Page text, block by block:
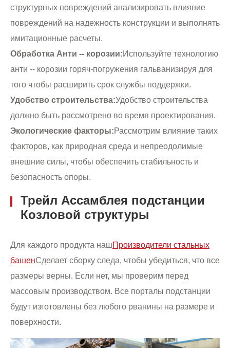
структурных повреждений анализировать влияние
повреждений на надежность конструкции и выполнять
имитационные расчеты.
Обработка Анти -- корозии:Используйте технологию
анти -- корозии горяч-погружения гальванизируя для
того чтобы расширить срок службы поддержки.
Удобство строительства:Удобство строительства
должно быть рассмотрено во время проектирования.
Экологические факторы:Рассмотрим влияние таких
факторов, как природная среда и непреодолимые
внешние силы, чтобы обеспечить стабильность и
безопасность опоры.
Трейл Ассамблея подстанции
Козловой структуры
Для каждого продукта нашПроизводители стальных
башенСделает сборку следа, чтобы убедиться, что все
размеры верны. Если нет, мы проверим перед
массовым производством. Все порталы подстанции
будут изготовлены без любого рванины на размере и
поверхности.